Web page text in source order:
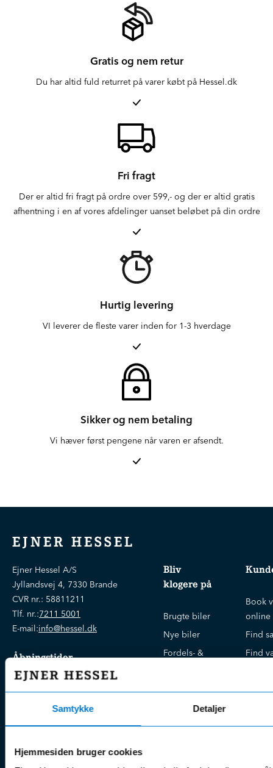
Samtykke Detaljer
Hjemmesiden bruger cookies
Gratis og nem retur
Du har altid fuld returret på varer købt på Hessel.dk
Fri fragt
Der er altid fri fragt på ordre over 599,- og der er altid gratis
afhentning i en af vores afdelinger uanset beløbet på din ordre
Hurtig levering
VI leverer de fleste varer inden for 1-3 hverdage
Sikker og nem betaling
Vi hæver først pengene når varen er afsendt.
EJNER HESSEL
Ejner Hessel A/S
Jyllandsvej 4, 7330 Brande
CVR nr.: 58811211
Tlf. nr.:7211 5001
E-mail:info@hessel.dk
Åbningstider
Man - Fre:
07.30 - 17.30
Weekend:
Bliv
klogere på
Brugte biler
Nye biler
Fordels- &
Book
online
Find
Find